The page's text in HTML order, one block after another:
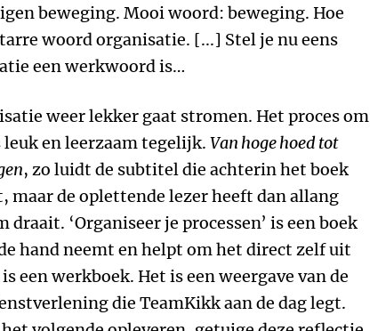
beweging. Mooi woord: beweging. Hoe
woord organisatie. [...] Stel je nu eens
een werkwoord is…
weer lekker gaat stromen. Het proces om
en leerzaam tegelijk. Van hoge hoed tot
, zo luidt de subtitel die achterin het boek
maar de oplettende lezer heeft dan allang
draait. ‘Organiseer je processen’ is een boek
hand neemt en helpt om het direct zelf uit
een werkboek. Het is een weergave van de
die TeamKikk aan de dag legt.